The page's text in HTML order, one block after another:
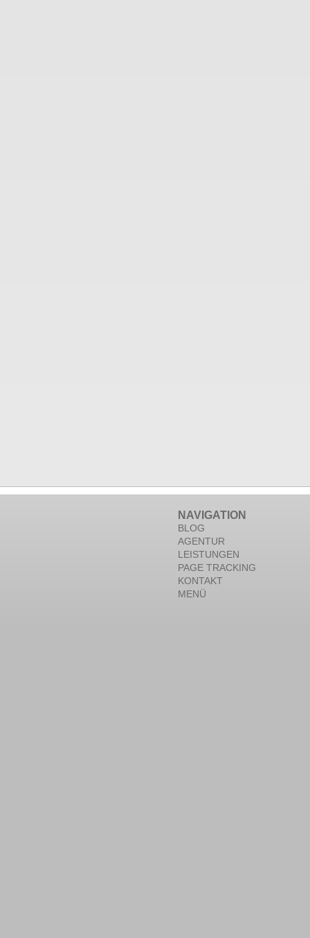
NAVIGATION
BLOG
AGENTUR
LEISTUNGEN
PAGE TRACKING
KONTAKT
MENÜ